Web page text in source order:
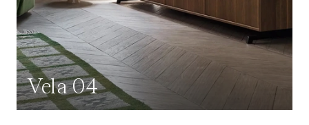
Vela 04